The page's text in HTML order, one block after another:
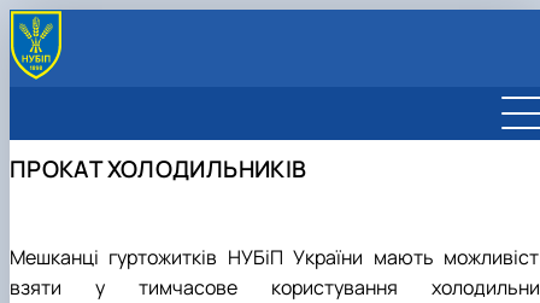
СТУДЕНТСЬКЕ ЖИТТЯ
ПАСПОРТНИЙ СТІЛ
Пральня самообслуговування
Аквабокс з очищення води
ПРОКАТ ХОЛОДИЛЬНИКІВ
Мешканці гуртожитків НУБіП України мають
взяти у тимчасове користування